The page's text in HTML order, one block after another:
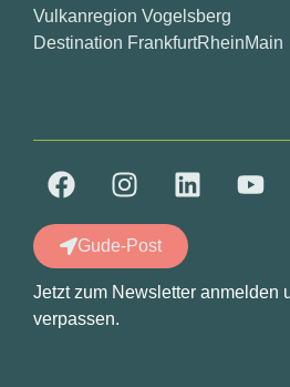
Vulkanregion Vogelsberg
Destination FrankfurtRheinMain
Gude-Post
Jetzt zum Newsletter anmelden
verpassen.